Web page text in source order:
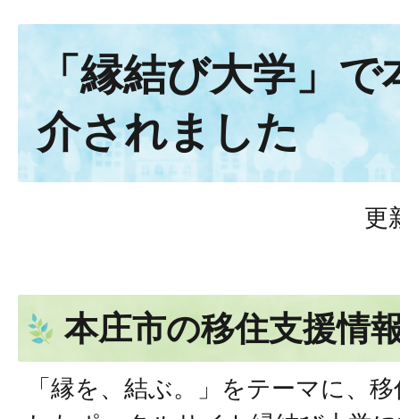
「縁結び大学」
介されました
更
本庄市の移住支援情
「縁を、結ぶ。」をテーマに、